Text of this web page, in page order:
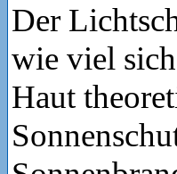
Der
wie viel
Haut